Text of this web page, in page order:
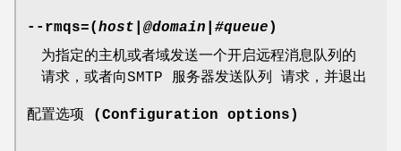
--rmqs=(host @domain #queue )
为指定的主机或者域发送一个开启远程消息队列的
请求，或者向SMTP 服务器发送队列 请求，并退出
配置选项 (Configuration options)